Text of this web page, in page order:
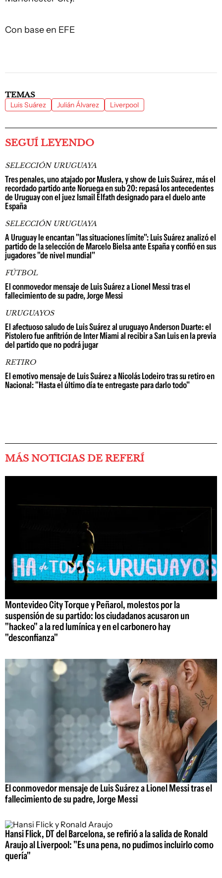
Con base en EFE
TEMAS
Luis Suárez Julián Álvarez Liverpool
SEGUÍ LEYENDO
SELECCIÓN URUGUAYA
Tres penales, uno atajado por Muslera, y show de Luis Suárez, más el
recordado partido ante Noruega en sub 20: repasá los antecedentes
de Uruguay con el juez Ismail Elfath designado para el duelo ante
España
SELECCIÓN URUGUAYA
A Uruguay le encantan "las situaciones límite": Luis Suárez analizó el
partido de la selección de Marcelo Bielsa ante España y confió en sus
jugadores "de nivel mundial"
FÚTBOL
El conmovedor mensaje de Luis Suárez a Lionel Messi tras el
fallecimiento de su padre, Jorge Messi
URUGUAYOS
El afectuoso saludo de Luis Suárez al uruguayo Anderson Duarte: el
Pistolero fue anfitrión de Inter Miami al recibir a San Luis en la previa
del partido que no podrá jugar
RETIRO
El emotivo mensaje de Luis Suárez a Nicolás Lodeiro tras su retiro en
Nacional: "Hasta el último día te entregaste para darlo todo"
MÁS NOTICIAS DE REFERÍ
Montevideo City Torque y Peñarol, molestos por la
suspensión de su partido: los ciudadanos acusaron un
"hackeo" a la red lumínica y en el carbonero hay
"desconfianza"
El conmovedor mensaje de Luis Suárez a Lionel Messi tras el
fallecimiento de su padre, Jorge Messi
Hansi Flick, DT del Barcelona, se refirió a la salida de Ronald
Araujo al Liverpool: "Es una pena, no pudimos incluirlo como
quería"